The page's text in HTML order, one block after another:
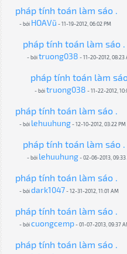
pháp tính toán làm sáo .
- bởi HOAVũ - 11-19-2012, 06:02 PM
pháp tính toán làm sáo .
- bởitruong038 - 11-20-2012, 08:23
pháp tính toán làm
- bởitruong038 - 11-22-2012,
pháp tính toán làm sáo .
- bởi lehuuhung- 12-10-2012, 03:22 PM
pháp tính toán làm sáo .
- bởi lehuuhung- 02-06-2013, 09:33
pháp tính toán làm sáo .
- bởidark1047 - 12-31-2012, 11:01 AM
pháp tính toán làm sáo .
- bởicuongcemp- 01-07-2013, 09:37
pháp tính toán làm sáo .